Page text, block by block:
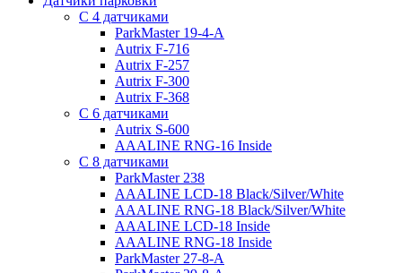
С 4 датчиками
ParkMaster 19-4-A
Autrix F-716
Autrix F-257
Autrix F-300
Autrix F-368
С 6 датчиками
Autrix S-600
AAALINE RNG-16 Inside
С 8 датчиками
ParkMaster 238
AAALINE LCD-18 Black/Silver/White
AAALINE RNG-18 Black/Silver/White
AAALINE LCD-18 Inside
AAALINE RNG-18 Inside
ParkMaster 27-8-A